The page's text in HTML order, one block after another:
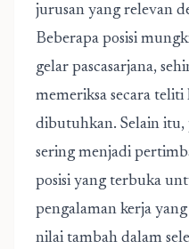
jurusan yang relevan
Beberapa posisi
gelar pascasarjana,
memeriksa secara
dibutuhkan. Selain itu,
sering menjadi
posisi yang terbuka
pengalaman kerja
nilai tambah dalam